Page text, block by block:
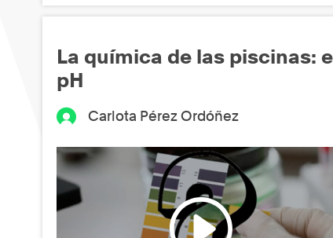
La química de las piscinas:
pH
Carlota Pérez Ordóñez